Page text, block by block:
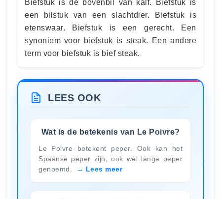
Biefstuk is de bovenbil van kalf. Biefstuk is
een bilstuk van een slachtdier. Biefstuk is
etenswaar. Biefstuk is een gerecht. Een
synoniem voor biefstuk is steak. Een andere
term voor biefstuk is bief steak.
LEES OOK
Wat is de betekenis van Le Poivre?
Le Poivre betekent peper. Ook kan het
Spaanse peper zijn, ook wel lange peper
genoemd.
Lees meer